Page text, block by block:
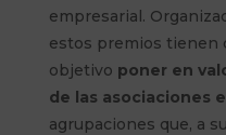
empresarial.
estos premios tienen
objetivo poner en
de las asociaciones
agrupaciones que, a